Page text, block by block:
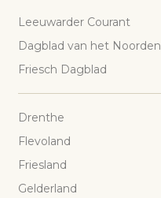
Leeuwarder Courant
Dagblad van het Noorden
Friesch Dagblad
Drenthe
Flevoland
Friesland
Gelderland